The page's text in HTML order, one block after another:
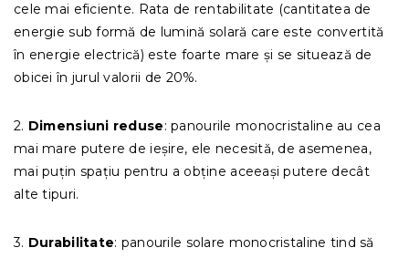
cele mai eficiente. Rata de rentabilitate (cantitatea de
energie sub formă de lumină solară care este convertită
în energie electrică) este foarte mare și se situează de
obicei în jurul valorii de 20%.
2. Dimensiuni reduse: panourile monocristaline au cea
mai mare putere de ieșire, ele necesită, de asemenea,
mai puțin spațiu pentru a obține aceeași putere decât
alte tipuri.
3. Durabilitate: panourile solare monocristaline tind să